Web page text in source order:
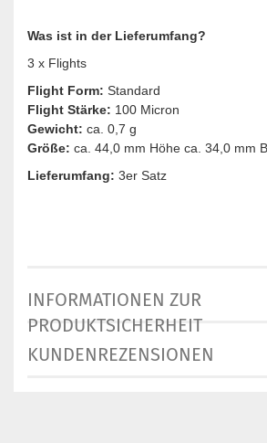
Was ist in der Lieferumfang?
3 x Flights
Flight Form: Standard
Flight Stärke: 100 Micron
Gewicht: ca. 0,7 g
Größe: ca. 44,0 mm Höhe ca. 34,0 mm
Lieferumfang: 3er Satz
INFORMATIONEN ZUR
PRODUKTSICHERHEIT
KUNDENREZENSIONEN